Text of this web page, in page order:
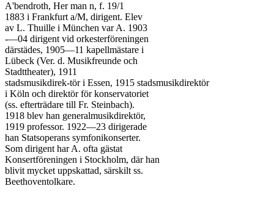
A'bendroth, Her man n, f. 19/1
1883 i Frankfurt a/M, dirigent. Elev
av L. Thuille i München var A. 1903
-—04 dirigent vid orkesterföreningen
därstädes, 1905—11 kapellmästare i
Lübeck (Ver. d. Musikfreunde och
Stadttheater), 1911
stadsmusikdirek-tör i Essen, 1915 stadsmusikdirektör
i Köln och direktör för konservatoriet
(ss. efterträdare till Fr. Steinbach).
1918 blev han generalmusikdirektör,
1919 professor. 1922—23 dirigerade
han Statsoperans symfonikonserter.
Som dirigent har A. ofta gästat
Konsertföreningen i Stockholm, där han
blivit mycket uppskattad, särskilt ss.
Beethoventolkare.